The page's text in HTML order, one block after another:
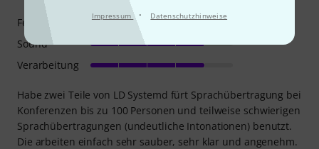
Impressum · Datenschutzhinweise
Habe zwei Teile von LD Systemd fürt Sprachübertragung bei
Konferenzen bis zu 100 Personen und teilweise schwierigen
Sprachübertragungen (undeutliche Intonationen) benutzt.
Die arbeiten einfach sehr sauber, sehr klar und angenehm.
Features
Sound
Verarbeitung